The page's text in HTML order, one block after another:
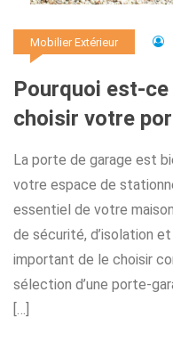
Mobilier Extérieur
Pourquoi est-
choisir votre
La porte de garage est
votre espace de
essentiel de votre
de sécurité, d’isolation
important de le choisir
sélection d’une porte-
[…]